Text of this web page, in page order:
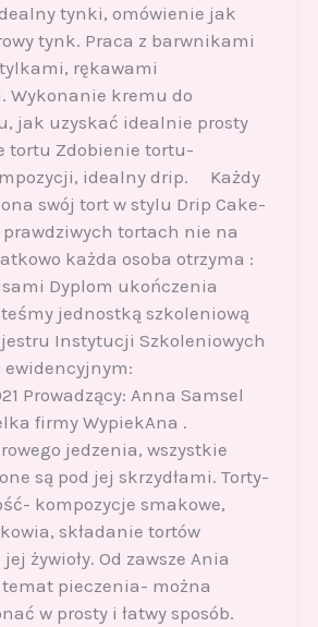
tynki, omówienie jak
tynk. Praca z barwnikami
rękawami
Wykonanie kremu do
jak uzyskać idealnie prosty
tortu Zdobienie tortu-
idealny drip. Każdy
swój tort w stylu Drip Cake-
tortach nie na
każda osoba otrzyma :
Dyplom ukończenia
jednostką szkoleniową
Instytucji Szkoleniowych
Prowadzący: Anna Samsel
firmy WypiekAna .
jedzenia, wszystkie
są pod jej skrzydłami. Torty-
kompozycje smakowe,
składanie tortów
żywioły. Od zawsze Ania
pieczenia- można
w prosty i łatwy sposób.